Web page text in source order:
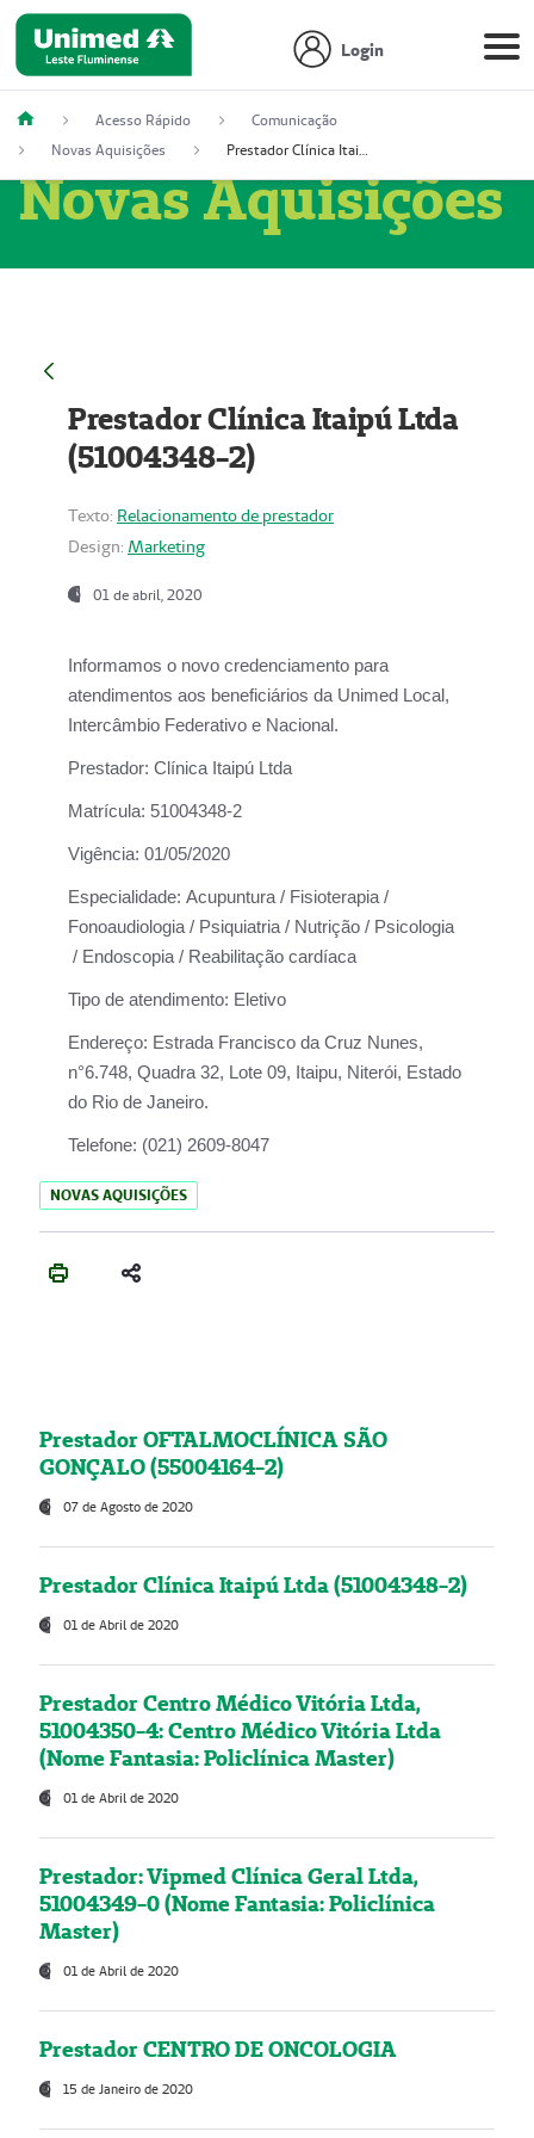
Login
Acesso Rápido
Comunicação
Novas Aquisições
Prestador Clínica Itaipú Ltda (51004348-2)
Novas Aquisições
Prestador Clínica Itaipú Ltda
(51004348-2)
Texto: Relacionamento de prestador
Design: Marketing
01 de abril, 2020
Informamos o novo credenciamento para
atendimentos aos beneficiários da Unimed Local,
Intercâmbio Federativo e Nacional.
Prestador: Clínica Itaipú Ltda
Matrícula: 51004348-2
Vigência: 01/05/2020
Especialidade: Acupuntura / Fisioterapia /
Fonoaudiologia / Psiquiatria / Nutrição / Psicologia
/ Endoscopia / Reabilitação cardíaca
Tipo de atendimento: Eletivo
Endereço: Estrada Francisco da Cruz Nunes,
n°6.748, Quadra 32, Lote 09, Itaipu, Niterói, Estado
do Rio de Janeiro.
Telefone: (021) 2609-8047
NOVAS AQUISIÇÕES
Prestador OFTALMOCLÍNICA SÃO
GONÇALO (55004164-2)
07 de Agosto de 2020
Prestador Clínica Itaipú Ltda (51004348-2)
01 de Abril de 2020
Prestador Centro Médico Vitória Ltda,
51004350-4: Centro Médico Vitória Ltda
(Nome Fantasia: Policlínica Master)
01 de Abril de 2020
Prestador: Vipmed Clínica Geral Ltda,
51004349-0 (Nome Fantasia: Policlínica
Master)
01 de Abril de 2020
Prestador CENTRO DE ONCOLOGIA
15 de Janeiro de 2020